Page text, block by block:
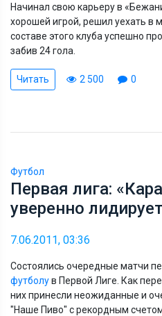
Начинал свою карьеру в
хорошей игрой, решил уехать в
составе этого клуба успешно
забив 24 гола.
Читать 2 500 0
Футбол
Первая лига:
уверенно лидирует
7.06.2011, 03:36
Состоялись очередные матчи
футболув Первой Лиге. Как
них принесли неожиданные и
"Наше Пиво" с рекордным